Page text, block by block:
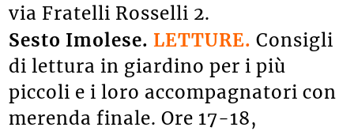
via Fratelli Rosselli 2.
Sesto Imolese.LETTURE. Consigli
di lettura in giardino per i più
piccoli e i loro accompagnatori con
merenda finale. Ore 17-18,